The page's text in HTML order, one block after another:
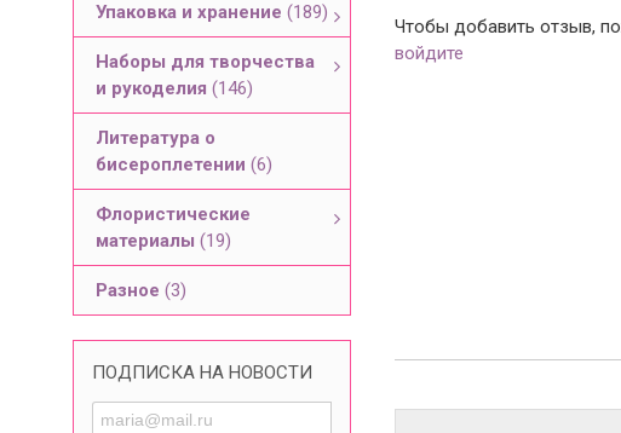
Упаковка и хранение (189)
Наборы для творчества
и рукоделия (146)
Литература о
бисероплетении (6)
Флористические
материалы (19)
Разное (3)
ПОДПИСКА НА НОВОСТИ
Чтобы добавить отзыв,
войдите